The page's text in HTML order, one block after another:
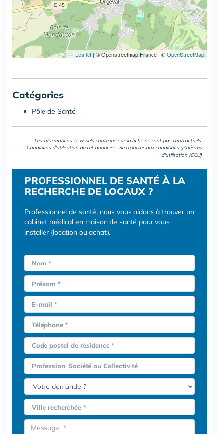
Leaflet | © Openstreetmap France | ©OpenStreetMap
Catégories
Pôle de Santé
Les informations et visuels contenus sur la fiche ne sont pas contractuels.
Conditions d'utilisation de cet annuaire : Se reporter aux conditions générales
d'utilisation (CGU)
PROFESSIONNEL DE SANTÉ À LA
RECHERCHE DE LOCAUX ?
Professionnel de santé, nous vous aidons à trouver un
cabinet médical en maison de santé pour vous
installer (location ou achat).
Nom *
Prénom *
E-mail *
Téléphone *
Code postal de résidence *
Profession, Société ou Collectivité
Ville recherchée *